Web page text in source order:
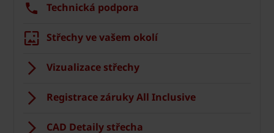
Technická podpora
Střechy ve vašem okolí
Vizualizace střechy
Registrace záruky All Inclusive
CAD Detaily střecha